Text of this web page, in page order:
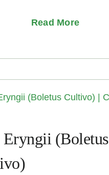
Read More
Eryngii (Boletus